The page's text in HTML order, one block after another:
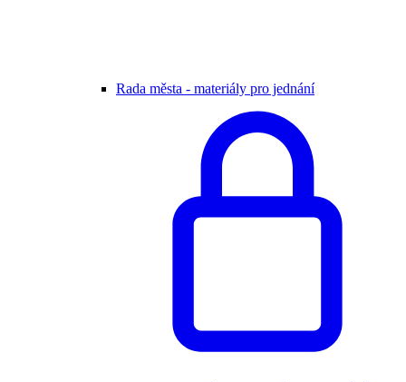
Rada města - materiály pro jednání